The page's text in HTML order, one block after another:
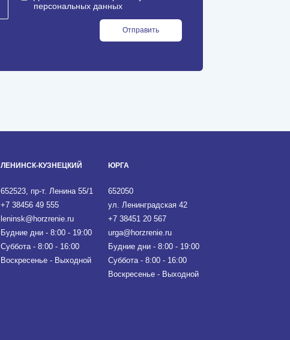
персональных данных
Отправить
ЛЕНИНСК-КУЗНЕЦКИЙ
652523, пр-т. Ленина 55/1
+7 38456 49 555
leninsk@horzrenie.ru
Будние дни - 8:00 - 19:00
Суббота - 8:00 - 16:00
Воскресенье - Выходной
ЮРГА
652050
ул. Ленинградская 42
+7 38451 20 567
urga@horzrenie.ru
Будние дни - 8:00 - 19:00
Суббота - 8:00 - 16:00
Воскресенье - Выходной